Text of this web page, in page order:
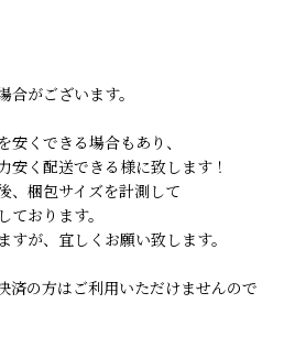
がございます。
くできる場合もあり、
安く配送できる様に致します！
、梱包サイズを計測して
おります。
が、宜しくお願い致します。
済の方はご利用いただけませんので